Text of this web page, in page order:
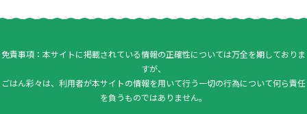
免責事項：本サイトに掲載されている情報の正確性については万全を期しておりま
すが、
ごはん彩々は、利用者が本サイトの情報を用いて行う一切の行為について何ら責任
を負うものではありません。